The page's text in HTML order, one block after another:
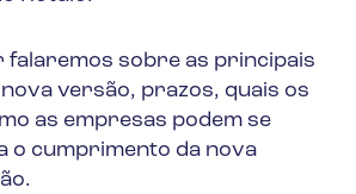
falaremos sobre as principais
versão, prazos, quais os
as empresas podem se
o cumprimento da nova